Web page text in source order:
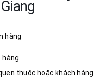
hàng
hàng
thuộc hoặc khách hàng